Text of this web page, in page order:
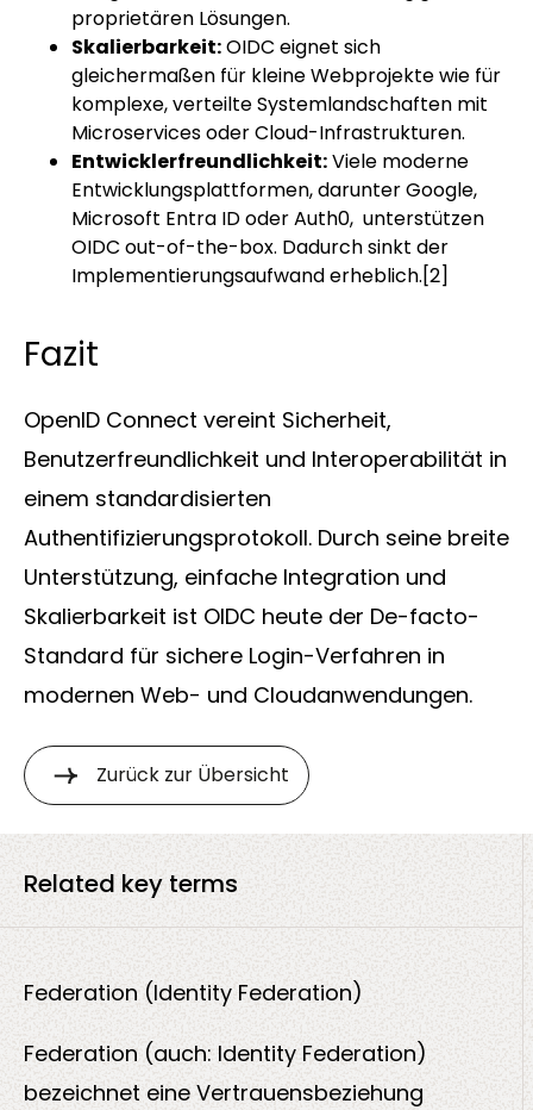
proprietären Lösungen.
Skalierbarkeit:OIDC eignet sich
gleichermaßen für kleine Webprojekte wie für
komplexe, verteilte Systemlandschaften mit
Microservices oder Cloud-Infrastrukturen.
Entwicklerfreundlichkeit:Viele moderne
Entwicklungsplattformen, darunter Google,
Microsoft Entra ID oder Auth0, unterstützen
OIDC out-of-the-box. Dadurch sinkt der
Implementierungsaufwand erheblich.[2]
Fazit
OpenID Connect vereint Sicherheit,
Benutzerfreundlichkeit und Interoperabilität in
einem standardisierten
Authentifizierungsprotokoll. Durch seine breite
Unterstützung, einfache Integration und
Skalierbarkeit ist OIDC heute der De-facto-
Standard für sichere Login-Verfahren in
modernen Web- und Cloudanwendungen.
Zurück zur Übersicht
Related key terms
Federation (Identity Federation)
Federation (auch: Identity Federation)
bezeichnet eine Vertrauensbeziehung